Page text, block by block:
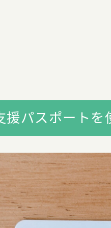
援パスポートを